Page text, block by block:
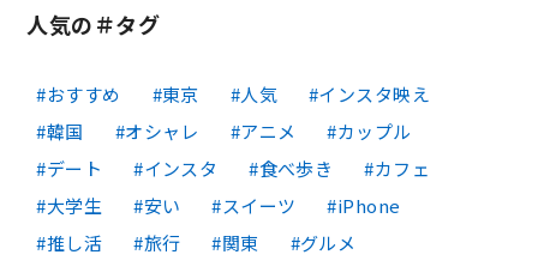
人気の＃タグ
おすすめ 東京 人気
インスタ映え
韓国
オシャレ アニメ
カップル
デート
インスタ 食べ歩き
カフェ
大学生
安い スイーツ
iPhone
推し活
旅行 関東 グルメ